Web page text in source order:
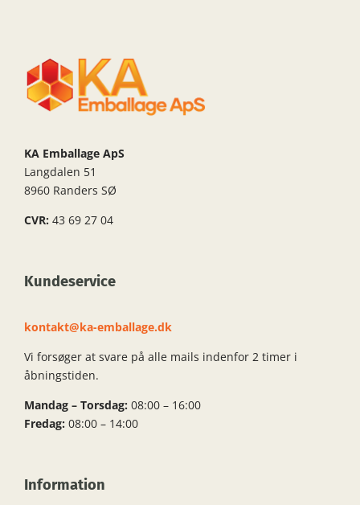
KA Emballage ApS
Langdalen 51
8960 Randers SØ
CVR: 43 69 27 04
Kundeservice
kontakt@ka-emballage.dk
Vi forsøger at svare på alle mails indenfor 2 timer i
åbningstiden.
Mandag – Torsdag: 08:00 – 16:00
Fredag: 08:00 – 14:00
Information